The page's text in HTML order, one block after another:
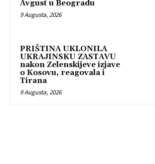
Avgust u Beogradu
9 Augusta, 2026
PRIŠTINA UKLONILA
UKRAJINSKU ZASTAVU
nakon Zelenskijeve izjave
o Kosovu, reagovala i
Tirana
9 Augusta, 2026